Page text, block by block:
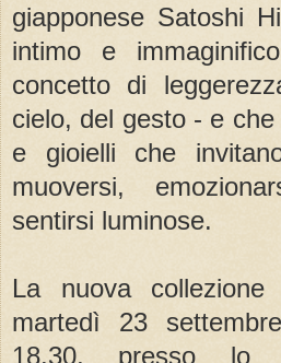
giapponese Satoshi
intimo e
concetto di
cielo, del gesto - e
e gioielli che
muoversi,
sentirsi luminose.
La nuova collezione
martedì 23
18.30, presso lo